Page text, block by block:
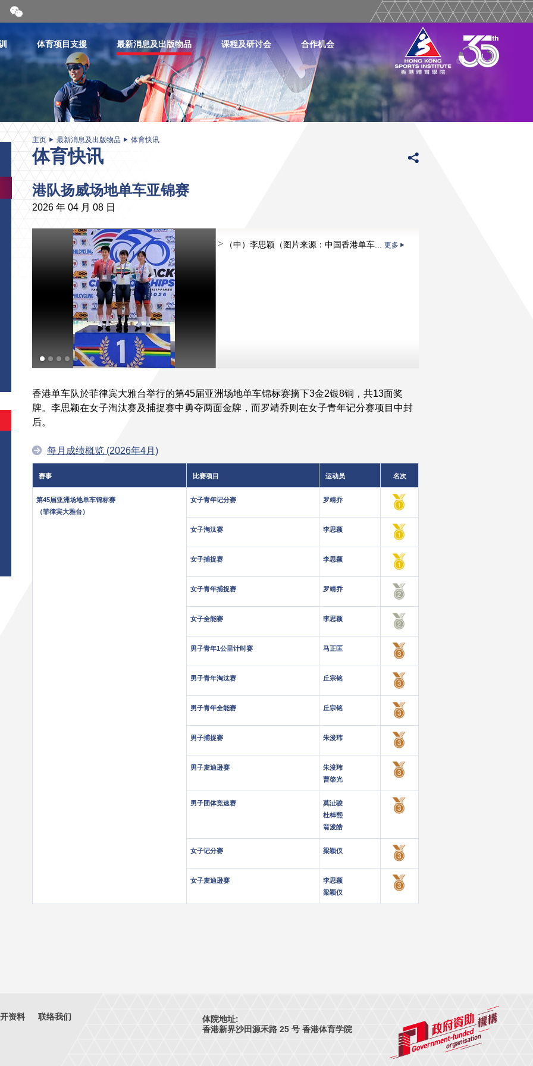
开
合
维
体育项目支援 最新消息及出版物品 课程及研讨会 合作机会
主页 最新消息及出版物品 体育快讯
体育快讯
港队扬威场地单车亚锦赛
2026 年 04 月 08 日
（中）李思颖（图片来源：中国香港单车... 更多
更多
香港单车队於菲律宾大雅台举行的第45届亚洲场地单车锦标赛摘下3金2银8铜，共13面奖
牌。李思颖在女子淘汰赛及捕捉赛中勇夺两面金牌，而罗靖乔则在女子青年记分赛项目中封
后。
每月成绩概览 (2026年4月)
赛事 比赛项目 运动员 名次
第45届亚洲场地单车锦标赛
（菲律宾大雅台）
女子青年记分赛 罗靖乔
女子淘汰赛 李思颖
女子捕捉赛 李思颖
女子青年捕捉赛 罗靖乔
女子全能赛 李思颖
男子青年1公里计时赛 马正匡
男子青年淘汰赛 丘宗铭
男子青年全能赛 丘宗铭
男子捕捉赛 朱浚玮
男子麦迪逊赛
朱浚玮
曹棨光
男子团体竞速赛
莫沚骏
杜棹熙
翁浚皓
女子记分赛 梁颖仪
女子麦迪逊赛
李思颖
梁颖仪
体院地址:
香港新界沙田源禾路 25 号 香港体育学院
资料 联络我们